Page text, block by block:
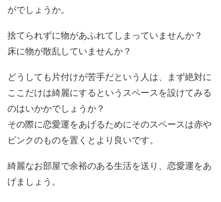
がでしょうか。
捨てられずに物があふれてしまっていませんか？
床に物が散乱していませんか？
どうしても片付けが苦手だという人は、まず絶対に
ここだけは綺麗にするというスペースを設けてみる
のはいかかでしょうか？
その際に恋愛運をあげるためにそのスペースは赤や
ピンクのものを置くとより良いです。
綺麗なお部屋で余裕のある生活を送り、恋愛運をあ
げましょう。